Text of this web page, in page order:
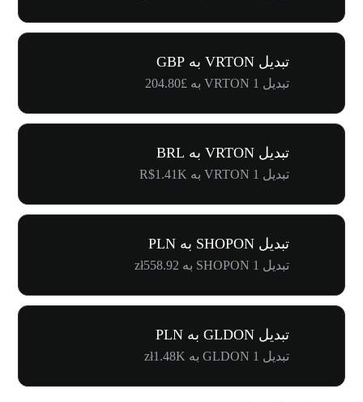
تبدیل VRTON به GBP
تبدیل 1 VRTON به £204.80
تبدیل VRTON به BRL
تبدیل 1 VRTON به R$1.41K
تبدیل SHOPON به PLN
تبدیل 1 SHOPON به zł558.92
تبدیل GLDON به PLN
تبدیل 1 GLDON به zł1.48K